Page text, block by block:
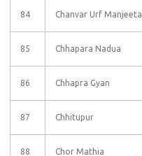
84 Chanvar Urf Manjeeta
85 Chhapara Nadua
86 Chhapra Gyan
87 Chhitupur
88 Chor Mathia